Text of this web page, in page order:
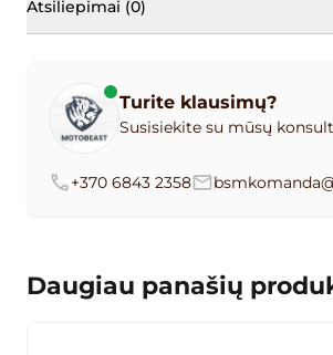
Atsiliepimai (0)
Turite klausimų?
Susisiekite su mūsų
+370 6843 2358
Daugiau panašių